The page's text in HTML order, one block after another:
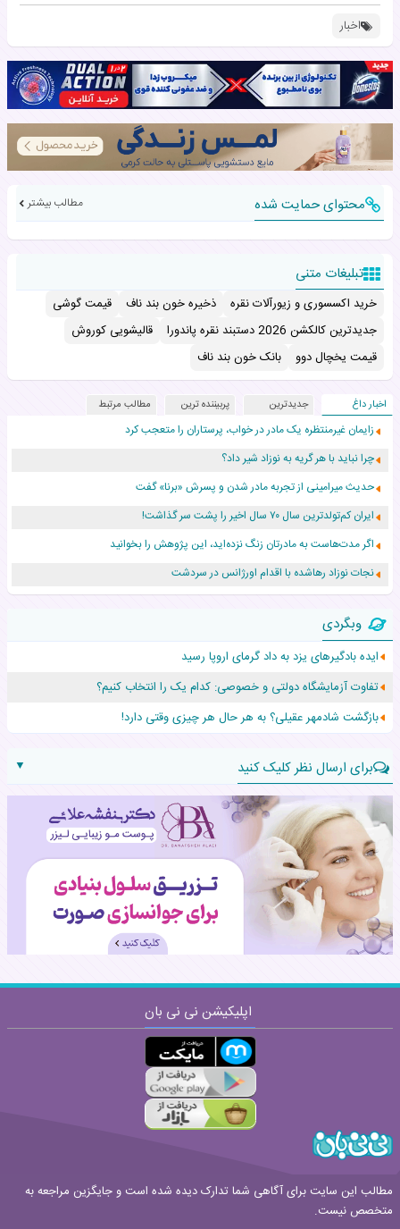
اخبار
محتوای حمایت شده مطالب بیشتر
تبلیغات متنی
خرید اکسسوری و زیورآلات نقره ذخیره خون بند ناف
قیمت گوشی
جدیدترین کالکشن 2026 دستبند نقره پاندورا
قالیشویی کوروش
قیمت یخچال دوو
بانک خون بند ناف
اخبار داغ جدیدترین پربیننده ترین مطالب مرتبط
زایمان غیرمنتظره یک مادر در خواب، پرستاران را متعجب کرد
چرا نباید با هر گریه به نوزاد شیر داد؟
حدیث میرامینی از تجربه مادر شدن و پسرش «برنا» گفت
ایران کم‌تولدترین سال ۷۰ سال اخیر را پشت سر گذاشت!
اگر مدت‌هاست به مادرتان زنگ نزده‌اید، این پژوهش را بخوانید
نجات نوزاد رهاشده با اقدام اورژانس در سردشت
زن ۲۴ ساله پس از درمان سرطان رحم، مادر شد
افزایش قد این دختر، چند میلیون دلار برای پدرش خرج داشته
حرکت غیرقانونی یک پرستار، جان دوقلوها را نجات داد!
وبگردی
ایده بادگیرهای یزد به داد گرمای اروپا رسید
تفاوت آزمایشگاه دولتی و خصوصی: کدام یک را انتخاب کنیم؟
بازگشت شادمهر عقیلی؟ به هر حال هر چیزی وقتی دارد!
برای ارسال نظر کلیک کنید
▼
نام:
نظر:
اپلیکیشن نی نی بان
مطالب این سایت برای آگاهی شما تدارک دیده شده است و جایگزین مراجعه به
متخصص نیست.